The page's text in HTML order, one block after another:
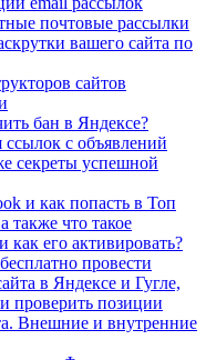
почтовые рассылки
вашего сайта по
сайтов
бан в Яндексе?
ссылок с объявлений
секреты успешной
и как попасть в Топ
также что такое
его активировать?
провести
в Яндексе и Гугле,
проверить позиции
Внешние и внутренние